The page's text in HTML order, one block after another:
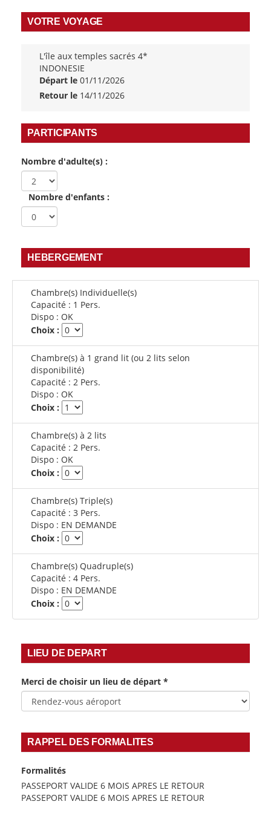
VOTRE VOYAGE
L'île aux temples sacrés 4*
INDONESIE
Départ le 01/11/2026
Retour le 14/11/2026
PARTICIPANTS
Nombre d'adulte(s) :
Nombre d'enfants :
HEBERGEMENT
Chambre(s) Individuelle(s)
Capacité : 1 Pers.
Dispo : OK
Choix :
Chambre(s) à 1 grand lit (ou 2 lits selon
disponibilité)
Capacité : 2 Pers.
Dispo : OK
Choix :
Chambre(s) à 2 lits
Capacité : 2 Pers.
Dispo : OK
Choix :
Chambre(s) Triple(s)
Capacité : 3 Pers.
Dispo : EN DEMANDE
Choix :
Chambre(s) Quadruple(s)
Capacité : 4 Pers.
Dispo : EN DEMANDE
Choix :
LIEU DE DEPART
Merci de choisir un lieu de départ *
RAPPEL DES FORMALITES
Formalités
PASSEPORT VALIDE 6 MOIS APRES LE RETOUR
PASSEPORT VALIDE 6 MOIS APRES LE RETOUR